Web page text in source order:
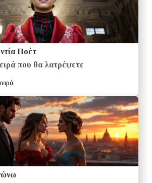
Ποέτ
που θα λατρέψετε